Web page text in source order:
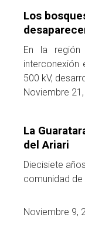
Los
En la región
interconexión
500 kV,
Noviembre
La
del Ariari
Diecisiete
comunidad de
Noviembre 9,